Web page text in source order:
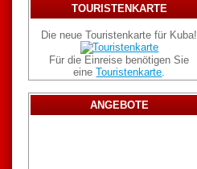
TOURISTENKARTE
Die neue Touristenkarte für Kuba!
Für die Einreise benötigen Sie
eineTouristenkarte.
ANGEBOTE